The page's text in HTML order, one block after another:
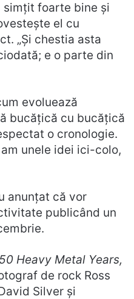
simțit foarte bine și
el cu
„Și chestia asta
e o parte din
evoluează
bucățică cu bucățică
o cronologie.
unele idei ici-colo,
anunțat că vor
publicând un
Heavy Metal Years,
de rock Ross
Silver și